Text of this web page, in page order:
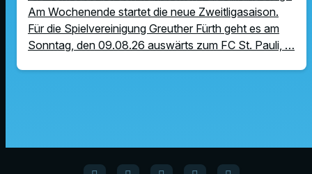
Am Wochenende startet die neue Zweitligasaison.
Für die Spielvereinigung Greuther Fürth geht es am
Sonntag, den 09.08.26 auswärts zum FC St. Pauli, …